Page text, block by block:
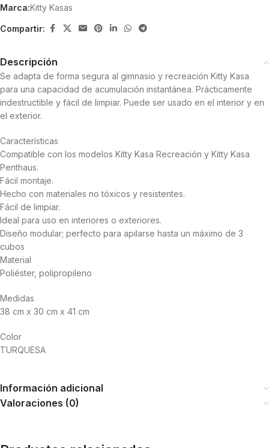
Marca:Kitty Kasas
Compartir:
Descripción
Se adapta de forma segura al gimnasio y recreación Kitty Kasa
para una capacidad de acumulación instantánea. Prácticamente
indestructible y fácil de limpiar. Puede ser usado en el interior y en
el exterior.
Características
Compatible con los modelos Kitty Kasa Recreación y Kitty Kasa
Penthaus.
Fácil montaje.
Hecho con materiales no tóxicos y resistentes.
Fácil de limpiar.
Ideal para uso en interiores o exteriores.
Diseño modular; perfecto para apilarse hasta un máximo de 3
cubos
Material
Poliéster, polipropileno
Medidas
38 cm x 30 cm x 41 cm
Color
TURQUESA
Información adicional
Valoraciones (0)